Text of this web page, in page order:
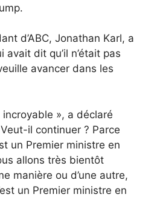
d’ABC, Jonathan Karl, a
dit qu’il n’était pas
avancer dans les
», a déclaré
il continuer ? Parce
un Premier ministre en
allons très bientôt
manière ou d’une autre,
un Premier ministre en